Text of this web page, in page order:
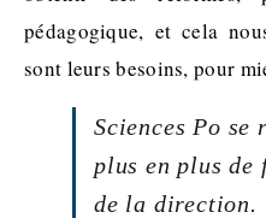
pédagogique, et cela
sont leurs besoins, pour
Sciences Po
plus en plus de
de la direction.